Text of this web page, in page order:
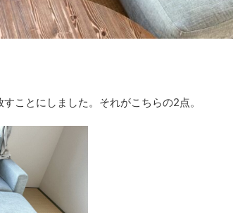
ことにしました。それがこちらの2点。